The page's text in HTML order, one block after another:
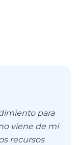
para
viene de mi
recursos